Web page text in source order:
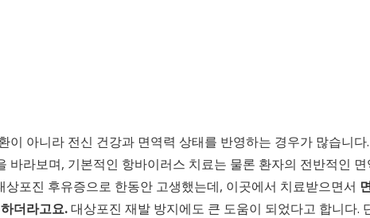
이 아니라 전신 건강과 면역력 상태를 반영하는 경우가 많습니다.
바라보며, 기본적인 항바이러스 치료는 물론 환자의 전반적인
상포진 후유증으로 한동안 고생했는데, 이곳에서 치료받으면서
더라고요.대상포진 재발 방지에도 큰 도움이 되었다고 합니다.